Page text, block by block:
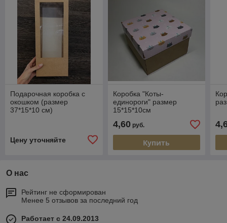
Подарочная коробка с
окошком (размер
37*15*10 см)
Цену уточняйте
Коробка "Коты-
единороги" размер
15*15*10см
4,60руб.
Купить
О нас
Рейтинг не сформирован
Менее 5 отзывов за последний год
Работает с 24.09.2013